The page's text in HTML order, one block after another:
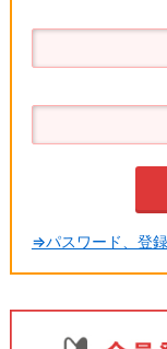
⇒パスワード、登